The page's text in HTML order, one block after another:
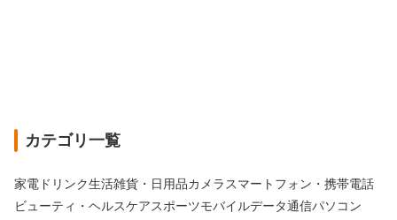
カテゴリ一覧
家電 ドリンク生活雑貨・日用品カメラ スマートフォン・携帯電話
ビューティ・ヘルスケア スポーツモバイルデータ通信パソコン